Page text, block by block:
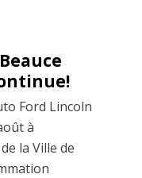
Ford Lincoln
à
la Ville de